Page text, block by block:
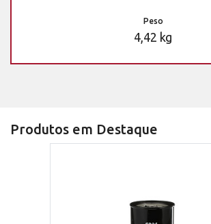
Peso
4,42 kg
Produtos em Destaque